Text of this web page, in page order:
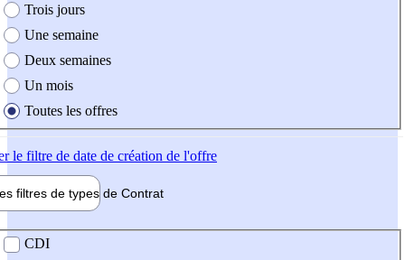
Trois jours
Une semaine
Deux semaines
Un mois
Toutes les offres
le filtre de date de création de l'offre
filtres de types de Contrat
contrat
CDI